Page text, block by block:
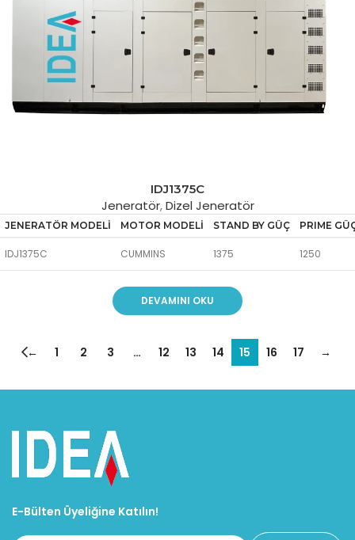
IDJ1375C
Jeneratör,Dizel Jeneratör
JENERATÖR MODELİ MOTOR MODELİ STAND BY GÜÇ PRIME
IDJ1375C CUMMINS 1375 1250
DEVAMINI OKU
← 1 2 3 … 12 13 14 15 16 17 →
E-Bülten Üyeliğine Katılın!